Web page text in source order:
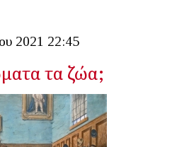
2021 22:45
τα ζώα;